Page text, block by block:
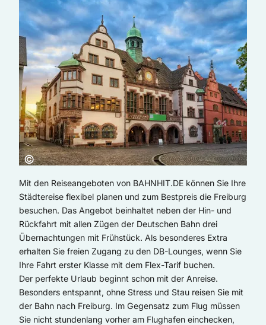
Copyright:
©
Mit den Reiseangeboten von BAHNHIT.DE können Sie Ihre
Städtereise flexibel planen und zum Bestpreis die Freiburg
besuchen. Das Angebot beinhaltet neben der Hin- und
Rückfahrt mit allen Zügen der Deutschen Bahn drei
Übernachtungen mit Frühstück. Als besonderes Extra
erhalten Sie freien Zugang zu den DB-Lounges, wenn Sie
Ihre Fahrt erster Klasse mit dem Flex-Tarif buchen.
Der perfekte Urlaub beginnt schon mit der Anreise.
Besonders entspannt, ohne Stress und Stau reisen Sie mit
der Bahn nach Freiburg. Im Gegensatz zum Flug müssen
Sie nicht stundenlang vorher am Flughafen einchecken,